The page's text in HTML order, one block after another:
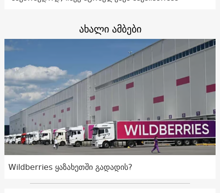
ახალი ამბები
Wildberries ყაზახეთში გადადის?